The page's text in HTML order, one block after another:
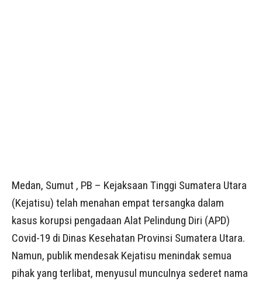
Medan, Sumut , PB – Kejaksaan Tinggi Sumatera Utara
(Kejatisu) telah menahan empat tersangka dalam
kasus korupsi pengadaan Alat Pelindung Diri (APD)
Covid-19 di Dinas Kesehatan Provinsi Sumatera Utara.
Namun, publik mendesak Kejatisu menindak semua
pihak yang terlibat, menyusul munculnya sederet nama